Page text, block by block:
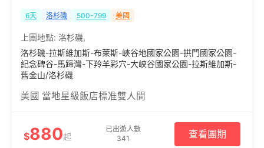
6天 洛杉磯 500-799 美國
上團地點: 洛杉磯,
洛杉磯-拉斯維加斯-布萊斯-峽谷地國家公園-拱門國家公園-
紀念碑谷-馬蹄灣-下羚羊彩穴-大峽谷國家公園-拉斯維加斯-
舊金山/洛杉磯
美國 當地星級飯店標准雙人間
$880起
已出遊人數
341
查看團期